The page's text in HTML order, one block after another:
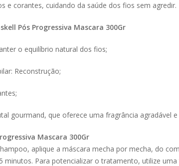
e corantes, cuidando da saúde dos fios sem agredir.
Pós Progressiva Mascara 300Gr
o equilíbrio natural dos fios;
Reconstrução;
gourmand, que oferece uma fragrância agradável
Mascara 300Gr
aplique a máscara mecha por mecha, do
minutos. Para potencializar o tratamento, utilize